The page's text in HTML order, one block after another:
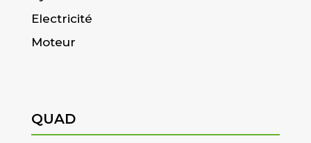
Electricité
Moteur
QUAD